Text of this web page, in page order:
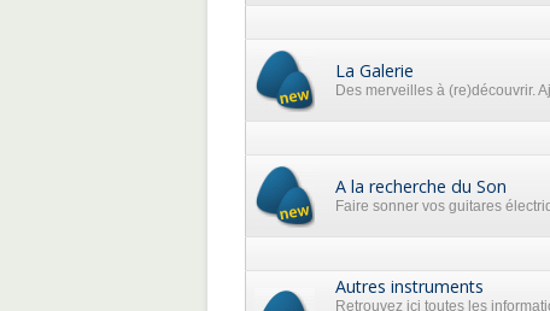
La Galerie
Des merveilles à (re)découvrir.
A la recherche du Son
Faire sonner vos guitares
Autres instruments
Retrouvez ici toutes les